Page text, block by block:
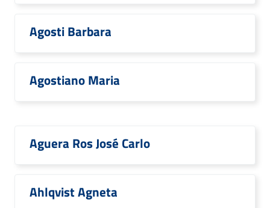
Agosti Barbara
Agostiano Maria
Aguera Ros José Carlo
Ahlqvist Agneta